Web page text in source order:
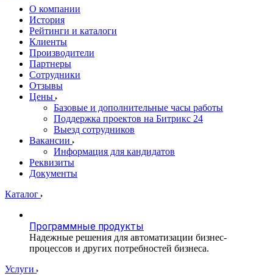
О компании
История
Рейтинги и каталоги
Клиенты
Производители
Партнеры
Сотрудники
Отзывы
Цены
Базовые и дополнительные часы работы
Поддержка проектов на Битрикс 24
Выезд сотрудников
Вакансии
Информация для кандидатов
Реквизиты
Документы
Каталог
Программные продукты
Надежные решения для автоматизации бизнес-
процессов и других потребностей бизнеса.
Услуги